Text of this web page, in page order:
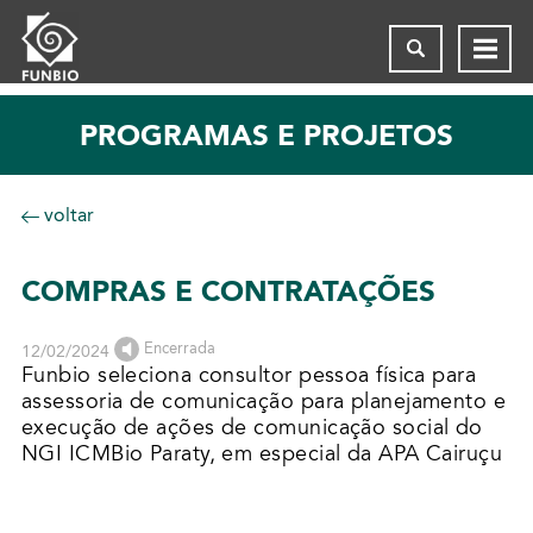
PROGRAMAS E PROJETOS
voltar
COMPRAS E CONTRATAÇÕES
12/02/2024 Encerrada
Funbio seleciona consultor pessoa física para
assessoria de comunicação para planejamento e
execução de ações de comunicação social do
NGI ICMBio Paraty, em especial da APA Cairuçu